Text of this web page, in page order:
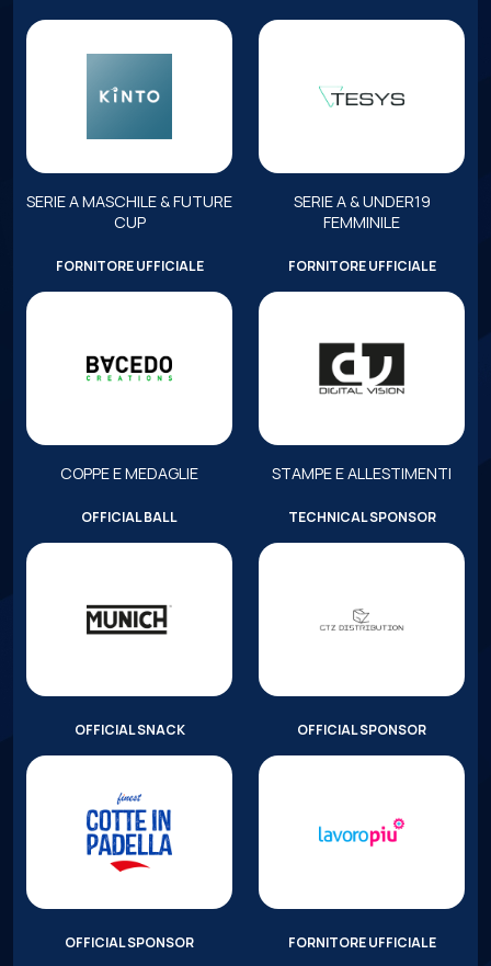
SERIE A MASCHILE & FUTURE
CUP
SERIE A & UNDER19
FEMMINILE
FORNITORE UFFICIALE
COPPE E MEDAGLIE
FORNITORE UFFICIALE
STAMPE E ALLESTIMENTI
OFFICIAL BALL TECHNICAL SPONSOR
OFFICIAL SNACK OFFICIAL SPONSOR
OFFICIAL SPONSOR FORNITORE UFFICIALE